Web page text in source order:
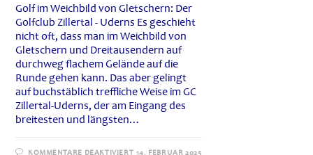
Golf im Weichbild von Gletschern: Der
Golfclub Zillertal - Uderns Es geschieht
nicht oft, dass man im Weichbild von
Gletschern und Dreitausendern auf
durchweg flachem Gelände auf die
Runde gehen kann. Das aber gelingt
auf buchstäblich treffliche Weise im GC
Zillertal-Uderns, der am Eingang des
breitesten und längsten…
KOMMENTARE DEAKTIVIERTFÜR
14. FEBRUAR 2025